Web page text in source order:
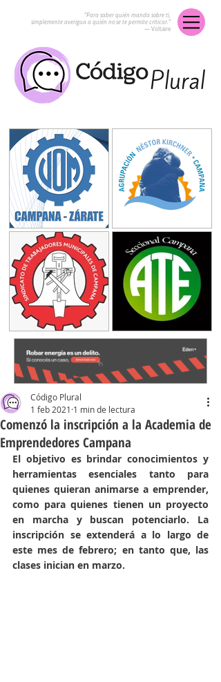
“Para saber quién manda sobre ti,
simplemente averigua a quién no se te permite criticar.”
― Voltaire
Comenzó la inscripción a la Academia de
Emprendedores Campana
Código Plural
1 feb 2021 1 min de lectura
El objetivo es brindar conocimientos y
herramientas esenciales tanto para
quienes quieran animarse a emprender,
como para quienes tienen un proyecto
en marcha y buscan potenciarlo. La
inscripción se extenderá a lo largo de
este mes de febrero; en tanto que, las
clases inician en marzo.